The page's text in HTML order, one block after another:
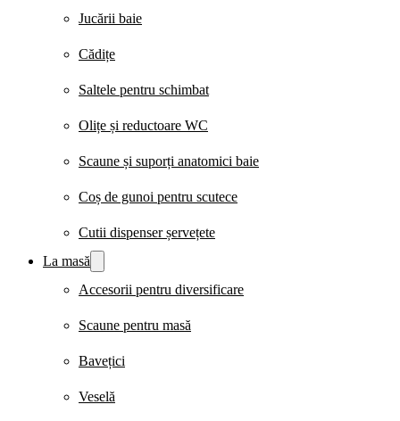
Jucării baie
Cădițe
Saltele pentru schimbat
Olițe și reductoare WC
Scaune și suporți anatomici baie
Coș de gunoi pentru scutece
Cutii dispenser șervețete
La masă
Accesorii pentru diversificare
Scaune pentru masă
Bavețici
Veselă